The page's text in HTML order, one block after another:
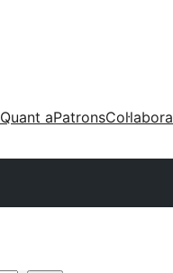
Quant aPatronsCol·labora